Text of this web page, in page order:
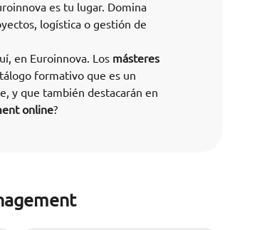
es tu lugar. Domina
logística o gestión de
en Euroinnova. Los másteres
formativo que es un
y que también destacarán en
online?